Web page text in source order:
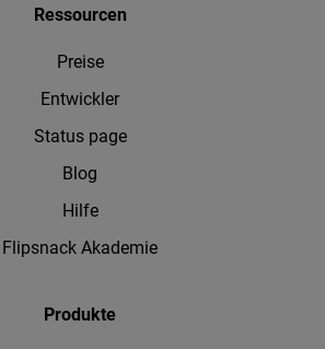
Ressourcen
Preise
Entwickler
Status page
Blog
Hilfe
Flipsnack Akademie
Produkte